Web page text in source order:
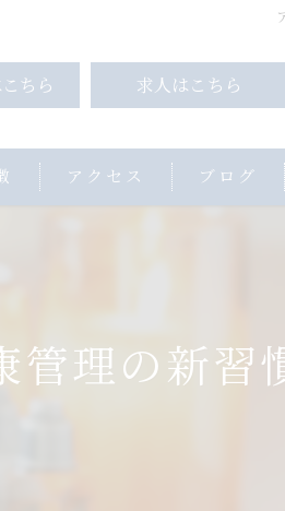
ちら 求人はこちら
アクセス ブログ
管理の新習